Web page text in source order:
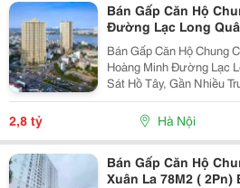
Bán Gấp Căn Hộ
Đường Lạc Long
Bán Gấp Căn Hộ Chung
Hoàng Minh Đường Lạc
Sát Hồ Tây, Gần Nhiều
35M2 Với 1 Phòng Ngủ,
Công. - Giá Bán: 2,8 Tỷ Có
2,8 tỷ Hà Nội
Bán Gấp Căn Hộ
Xuân La 78M2 ( 2Pn)